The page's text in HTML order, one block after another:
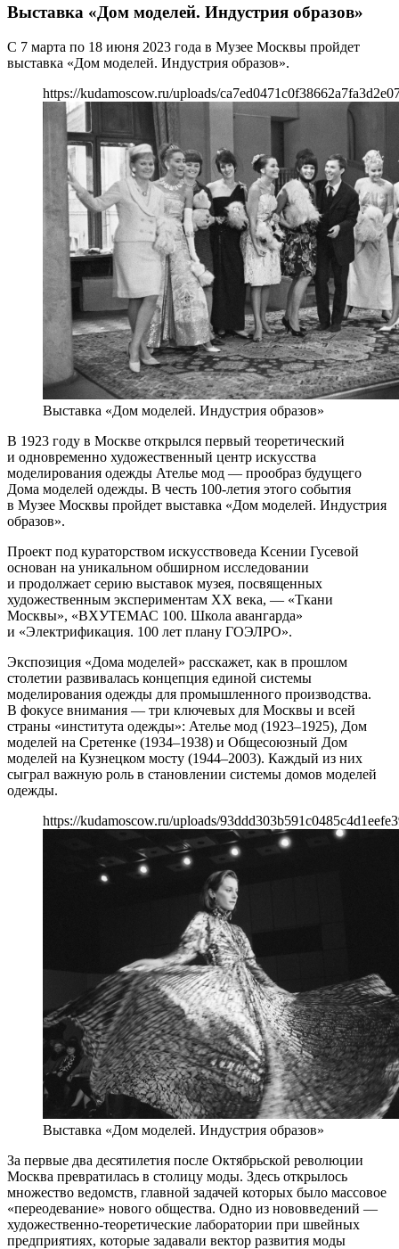
Выставка «Дом моделей. Индустрия образов»
С 7 марта по 18 июня 2023 года в Музее Москвы пройдет
выставка «Дом моделей. Индустрия образов».
https://kudamoscow.ru/uploads/
Выставка «Дом моделей. Индустрия образов»
В 1923 году в Москве открылся первый теоретический
и одновременно художественный центр искусства
моделирования одежды Ателье мод — прообраз будущего
Дома моделей одежды. В честь 100-летия этого события
в Музее Москвы пройдет выставка «Дом моделей. Индустрия
образов».
Проект под кураторством искусствоведа Ксении Гусевой
основан на уникальном обширном исследовании
и продолжает серию выставок музея, посвященных
художественным экспериментам XX века, — «Ткани
Москвы», «ВХУТЕМАС 100. Школа авангарда»
и «Электрификация. 100 лет плану ГОЭЛРО».
Экспозиция «Дома моделей» расскажет, как в прошлом
столетии развивалась концепция единой системы
моделирования одежды для промышленного производства.
В фокусе внимания — три ключевых для Москвы и всей
страны «института одежды»: Ателье мод (1923–1925), Дом
моделей на Сретенке (1934–1938) и Общесоюзный Дом
моделей на Кузнецком мосту (1944–2003). Каждый из них
сыграл важную роль в становлении системы домов моделей
одежды.
https://kudamoscow.ru/uploads/
Выставка «Дом моделей. Индустрия образов»
За первые два десятилетия после Октябрьской революции
Москва превратилась в столицу моды. Здесь открылось
множество ведомств, главной задачей которых было массовое
«переодевание» нового общества. Одно из нововведений —
художественно-теоретические лаборатории при швейных
предприятиях, которые задавали вектор развития моды